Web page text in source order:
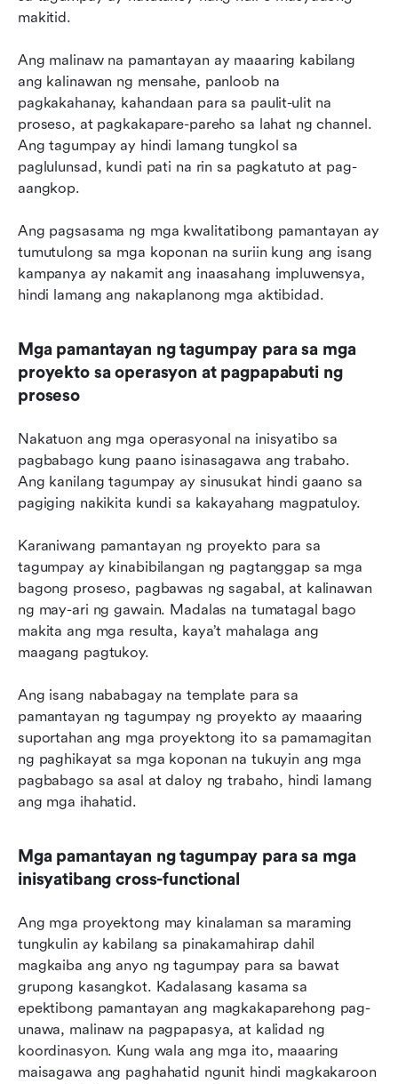
makitid.
Ang malinaw na pamantayan ay maaaring kabilang
ang kalinawan ng mensahe, panloob na
pagkakahanay, kahandaan para sa paulit-ulit na
proseso, at pagkakapare-pareho sa lahat ng channel.
Ang tagumpay ay hindi lamang tungkol sa
paglulunsad, kundi pati na rin sa pagkatuto at pag-
aangkop.
Ang pagsasama ng mga kwalitatibong pamantayan ay
tumutulong sa mga koponan na suriin kung ang isang
kampanya ay nakamit ang inaasahang impluwensya,
hindi lamang ang nakaplanong mga aktibidad.
Mga pamantayan ng tagumpay para sa mga
proyekto sa operasyon at pagpapabuti ng
proseso
Nakatuon ang mga operasyonal na inisyatibo sa
pagbabago kung paano isinasagawa ang trabaho.
Ang kanilang tagumpay ay sinusukat hindi gaano sa
pagiging nakikita kundi sa kakayahang magpatuloy.
Karaniwang pamantayan ng proyekto para sa
tagumpay ay kinabibilangan ng pagtanggap sa mga
bagong proseso, pagbawas ng sagabal, at kalinawan
ng may-ari ng gawain. Madalas na tumatagal bago
makita ang mga resulta, kaya’t mahalaga ang
maagang pagtukoy.
Ang isang nababagay na template para sa
pamantayan ng tagumpay ng proyekto ay maaaring
suportahan ang mga proyektong ito sa pamamagitan
ng paghikayat sa mga koponan na tukuyin ang mga
pagbabago sa asal at daloy ng trabaho, hindi lamang
ang mga ihahatid.
Mga pamantayan ng tagumpay para sa mga
inisyatibang cross-functional
Ang mga proyektong may kinalaman sa maraming
tungkulin ay kabilang sa pinakamahirap dahil
magkaiba ang anyo ng tagumpay para sa bawat
grupong kasangkot. Kadalasang kasama sa
epektibong pamantayan ang magkakaparehong pag-
unawa, malinaw na pagpapasya, at kalidad ng
koordinasyon. Kung wala ang mga ito, maaaring
maisagawa ang paghahatid ngunit hindi magkakaroon